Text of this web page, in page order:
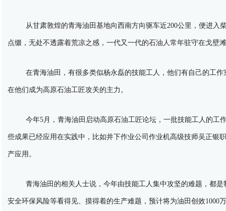
从甘肃敦煌的青海油田基地向西南方向驱车近200公里，便进
点缀，无处不透露着荒凉之感，一代又一代的石油人常年驻守在戈壁
在青海油田，有很多类似杨永磊的技能工人，他们有自己的工
在他们成为高原石油工匠攻关的主力。
今年5月，青海油田启动高原石油工匠论坛，一批技能工人的
些成果已经应用在实践中，比如井下作业公司作业机高级技师吴正银
产应用。
青海油田的相关人士说，今年由技能工人集中攻坚的难题，都
安全环保风险等看得见、摸得着的生产难题，预计将为油田创效1000